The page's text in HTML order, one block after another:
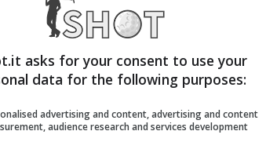
dovrebbe preparare il debutto agli
lo sparring partner Holger Rune sui
tutore al ginocchio.
asks for your consent to use your
data for the following purposes:
advertising and content, advertising and content
audience research and services development